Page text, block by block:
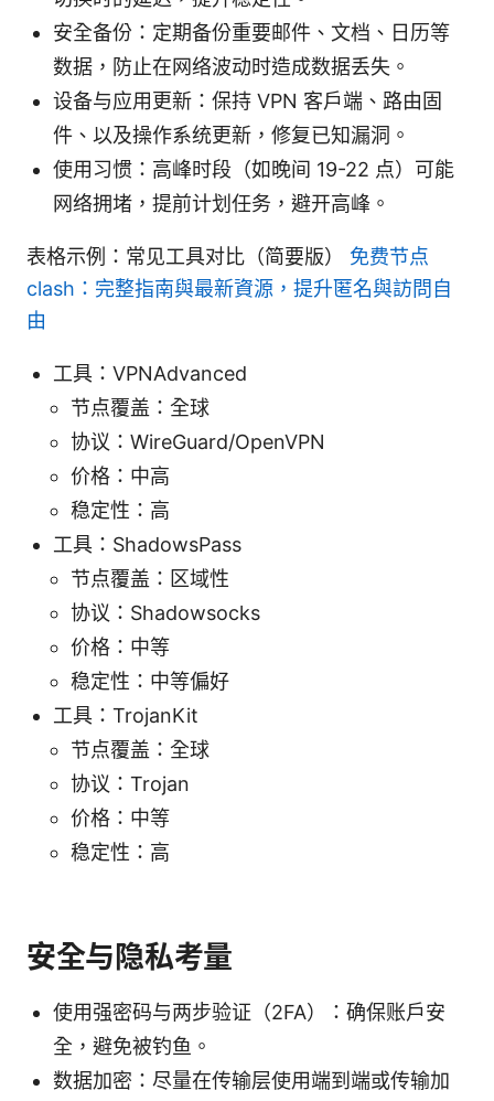
安全备份：定期备份重要邮件、文档、日历等
数据，防止在网络波动时造成数据丢失。
设备与应用更新：保持 VPN 客户端、路由固
件、以及操作系统更新，修复已知漏洞。
使用习惯：高峰时段（如晚间 19-22 点）可能
网络拥堵，提前计划任务，避开高峰。
表格示例：常见工具对比（简要版） 免费节点
clash：完整指南與最新資源，提升匿名與訪問自
由
工具：VPNAdvanced
节点覆盖：全球
协议：WireGuard/OpenVPN
价格：中高
稳定性：高
工具：ShadowsPass
节点覆盖：区域性
协议：Shadowsocks
价格：中等
稳定性：中等偏好
工具：TrojanKit
节点覆盖：全球
协议：Trojan
价格：中等
稳定性：高
安全与隐私考量
使用强密码与两步验证（2FA）：确保账户安
全，避免被钓鱼。
数据加密：尽量在传输层使用端到端或传输加